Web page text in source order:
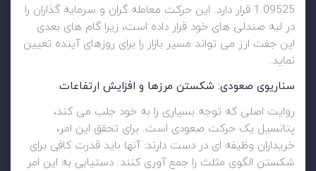
1.09525 قرار دارد. این حرکت معامله گران و سرمایه گذاران را
در لبه صندلی های خود قرار داده است، زیرا گام های بعدی
این جفت ارز می تواند مسیر بازار را برای روزهای آینده تعیین
نماید.
سناریوی صعودی: شکستن مرزها و افزایش ارتفاعات
روایت اصلی که توجه بسیاری را به خود جلب می کند،
پتانسیل یک حرکت صعودی است. برای تحقق این امر،
خریداران وظیفه ای در دست دارند: آنها باید قدرت کافی برای
شکستن الگوی مثلث را جمع آوری کنند. دستیابی به این امر